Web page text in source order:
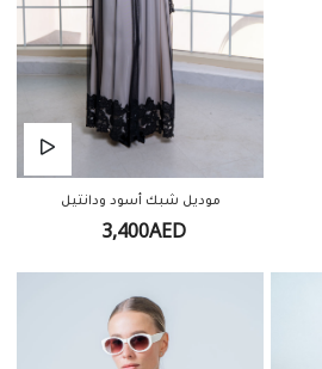
موديل شبك أسود ودانتيل
3,400AED